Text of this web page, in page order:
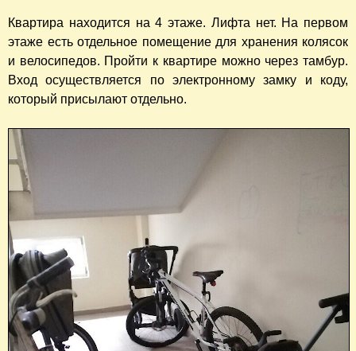
Квартира находится на 4 этаже. Лифта нет. На первом
этаже есть отдельное помещение для хранения колясок
и велосипедов. Пройти к квартире можно через тамбур.
Вход осуществляется по электронному замку и коду,
который присылают отдельно.